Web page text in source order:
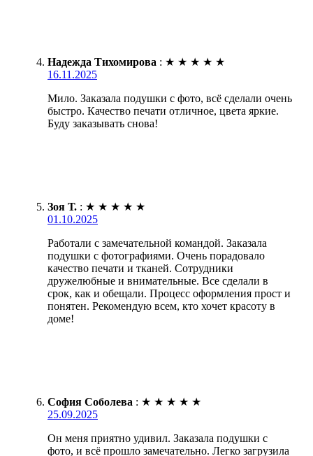
Надежда Тихомирова : ★ ★ ★ ★ ★
16.11.2025
Мило. Заказала подушки с фото, всё сделали очень
быстро. Качество печати отличное, цвета яркие.
Буду заказывать снова!
Зоя Т. : ★ ★ ★ ★ ★
01.10.2025
Работали с замечательной командой. Заказала
подушки с фотографиями. Очень порадовало
качество печати и тканей. Сотрудники
дружелюбные и внимательные. Все сделали в
срок, как и обещали. Процесс оформления прост и
понятен. Рекомендую всем, кто хочет красоту в
доме!
София Соболева : ★ ★ ★ ★ ★
25.09.2025
Он меня приятно удивил. Заказала подушки с
фото, и всё прошло замечательно. Легко загрузила